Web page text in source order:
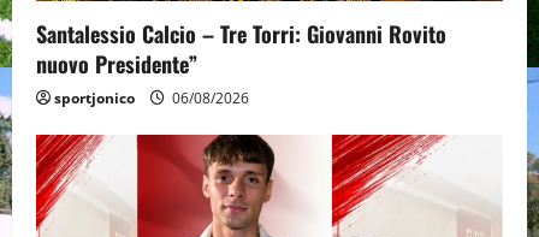
Santalessio Calcio – Tre Torri: Giovanni Rovito
nuovo Presidente”
sportjonico 06/08/2026